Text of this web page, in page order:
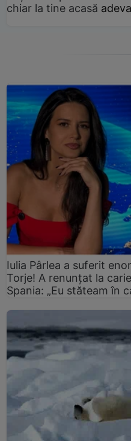
chiar la tine acasă
Iulia Pârlea a suferit
Torje! A renunțat la
Spania: „Eu stăteam în